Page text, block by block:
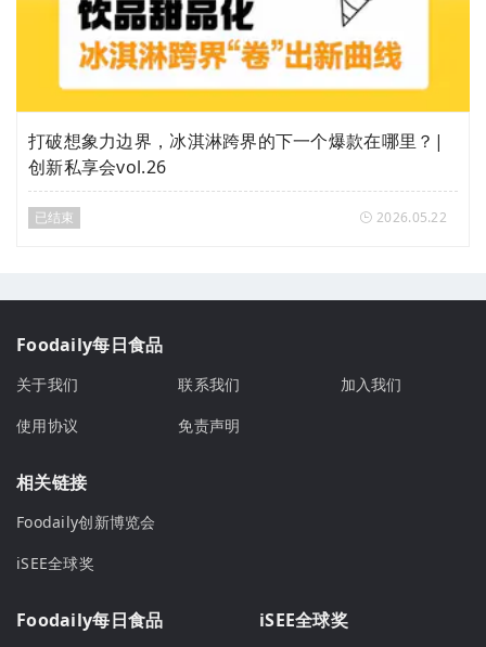
打破想象力边界，冰淇淋跨界的下一个爆款在哪里？|
创新私享会vol.26
已结束 2026.05.22
Foodaily每日食品
关于我们 联系我们
加入我们
使用协议
免责声明
相关链接
Foodaily创新博览会
iSEE全球奖
Foodaily每日食品 iSEE全球奖